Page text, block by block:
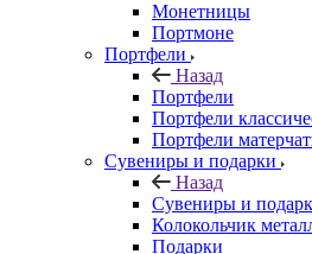
Монетницы
Портмоне
Портфели
Назад
Портфели
Портфели
Портфели
Сувениры и подарки
Назад
Сувениры и
Колокольчик
Подарки